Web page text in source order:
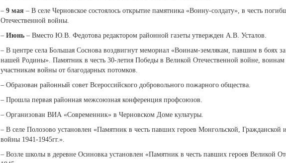
– 9 мая – В селе Черновское состоялось открытие памятника «Воину-солдату», в честь
Отечественной войны.
– Июнь – Вместо Ю.В. Федотова редактором районной газеты утвержден А.В. Усталов.
– В центре села Большая Соснова воздвигнут мемориал «Воинам-землякам, павшим в боях
нашей Родины». Памятник в честь 30-летия Победы в Великой Отечественной войне,
участникам войны от благодарных потомков.
– Образован районный совет Всероссийского добровольного пожарного общества.
– Прошла первая районная межсоюзная конференция профсоюзов.
– Организован ВИА «Современник» в Черновском Доме культуры.
– В селе Полозово установлен «Памятник в честь павших героев Монгольской, Гражданской
войны 1941-1945гг.».
– Возле школы в деревне Осиновка установлен «Памятник в честь павших героев Великой